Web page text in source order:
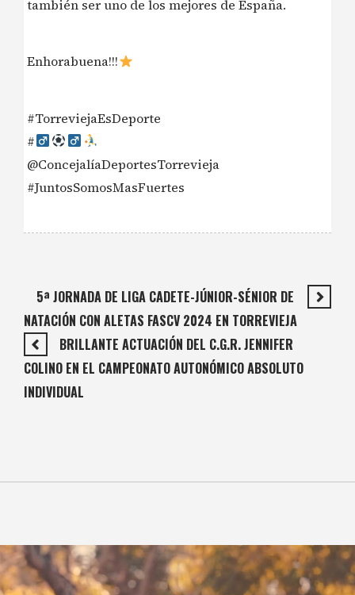
también ser uno de los mejores de España.
Enhorabuena!!!
#TorreviejaEsDeporte
#‍
@ConcejalíaDeportesTorrevieja
#JuntosSomosMasFuertes
5ª JORNADA DE LIGA CADETE-JÚNIOR-SÉNIOR DE
NATACIÓN CON ALETAS FASCV 2024 EN TORREVIEJA
BRILLANTE ACTUACIÓN DEL C.G.R. JENNIFER
COLINO EN EL CAMPEONATO AUTONÓMICO ABSOLUTO
INDIVIDUAL